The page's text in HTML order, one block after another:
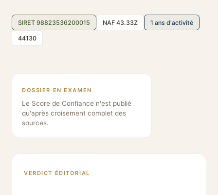
SIRET 98823536200015 NAF 43.33Z 1 ans d'activité
44130
DOSSIER EN EXAMEN
Le Score de Confiance n'est publié
qu'après croisement complet des
sources.
VERDICT ÉDITORIAL